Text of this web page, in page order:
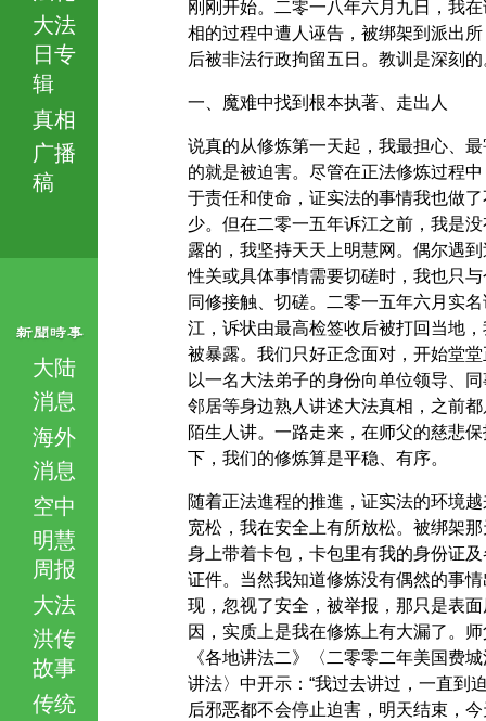
大法
日专
辑
真相
广播
稿
大陆
消息
海外
消息
空中
明慧
周报
大法
洪传
故事
传统
刚刚开始。二零一八年六月九日，我
相的过程中遭人诬告，被绑架到派出所
后被非法行政拘留五日。教训是深刻的
一、魔难中找到根本执著、走出人
说真的从修炼第一天起，我最担心、最
的就是被迫害。尽管在正法修炼过程中
于责任和使命，证实法的事情我也做了
少。但在二零一五年诉江之前，我是没
露的，我坚持天天上明慧网。偶尔遇到
性关或具体事情需要切磋时，我也只与
同修接触、切磋。二零一五年六月实名
江，诉状由最高检签收后被打回当地，
被暴露。我们只好正念面对，开始堂堂
以一名大法弟子的身份向单位领导、
邻居等身边熟人讲述大法真相，之前都
陌生人讲。一路走来，在师父的慈悲保
下，我们的修炼算是平稳、有序。
随着正法進程的推進，证实法的环境
宽松，我在安全上有所放松。被绑架那
身上带着卡包，卡包里有我的身份证及
证件。当然我知道修炼没有偶然的事情
现，忽视了安全，被举报，那只是表面
因，实质上是我在修炼上有大漏了。
《各地讲法二》〈二零零二年美国费
讲法〉中开示：“我过去讲过，一直到
后邪恶都不会停止迫害，明天结束，